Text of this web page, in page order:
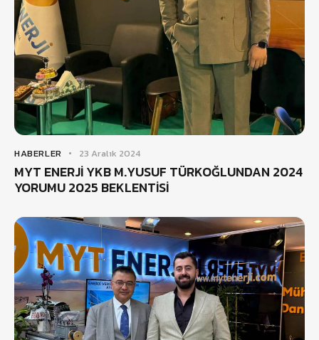
HABERLER 23 Aralık 2024
MYT ENERJİ YKB M.YUSUF TÜRKOĞLUNDAN 2024
YORUMU 2025 BEKLENTİSİ